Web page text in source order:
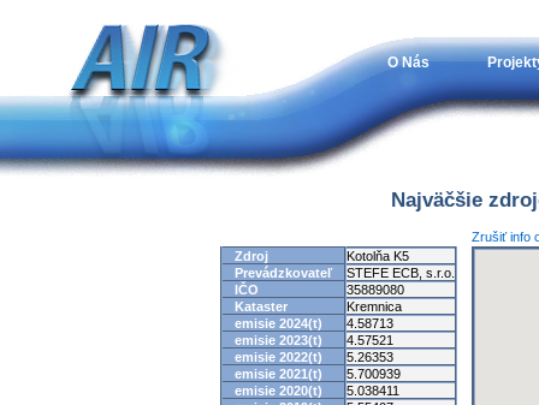
O Nás
Najväčšie
Zrušiť info
Zdroj
Kotolňa K5
Prevádzkovateľ
STEFE ECB, s.r.o.
IČO
35889080
Kataster
Kremnica
emisie 2024(t)
4.58713
emisie 2023(t)
4.57521
emisie 2022(t)
5.26353
emisie 2021(t)
5.700939
emisie 2020(t)
5.038411